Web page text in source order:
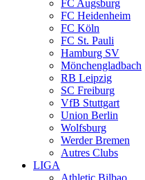
FC Augsburg
FC Heidenheim
FC Köln
FC St. Pauli
Hamburg SV
Mönchengladbach
RB Leipzig
SC Freiburg
VfB Stuttgart
Union Berlin
Wolfsburg
Werder Bremen
Autres Clubs
LIGA